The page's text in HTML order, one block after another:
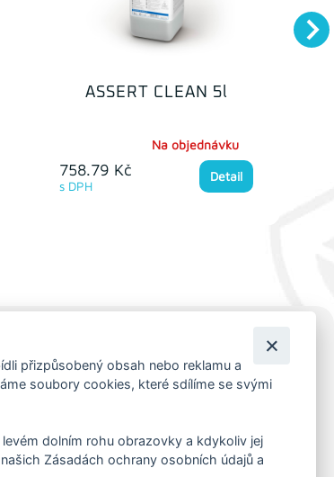
ASSERT CLEAN 5l
758.79 Kč
s DPH
Na objednávku
Detail
KORESP. ADRESA A SKLAD
+420 725 017 295
přizpůsobený obsah nebo reklamu a
soubory cookies, které sdílíme se svými
dolním rohu obrazovky a kdykoliv jej
Zásadách ochrany osobních údajů a